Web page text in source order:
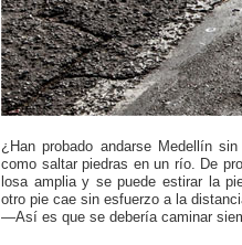
¿Han probado andarse Medellín
como saltar piedras en un río. De
losa amplia y se puede estirar la
otro pie cae sin esfuerzo a la
—Así es que se debería caminar